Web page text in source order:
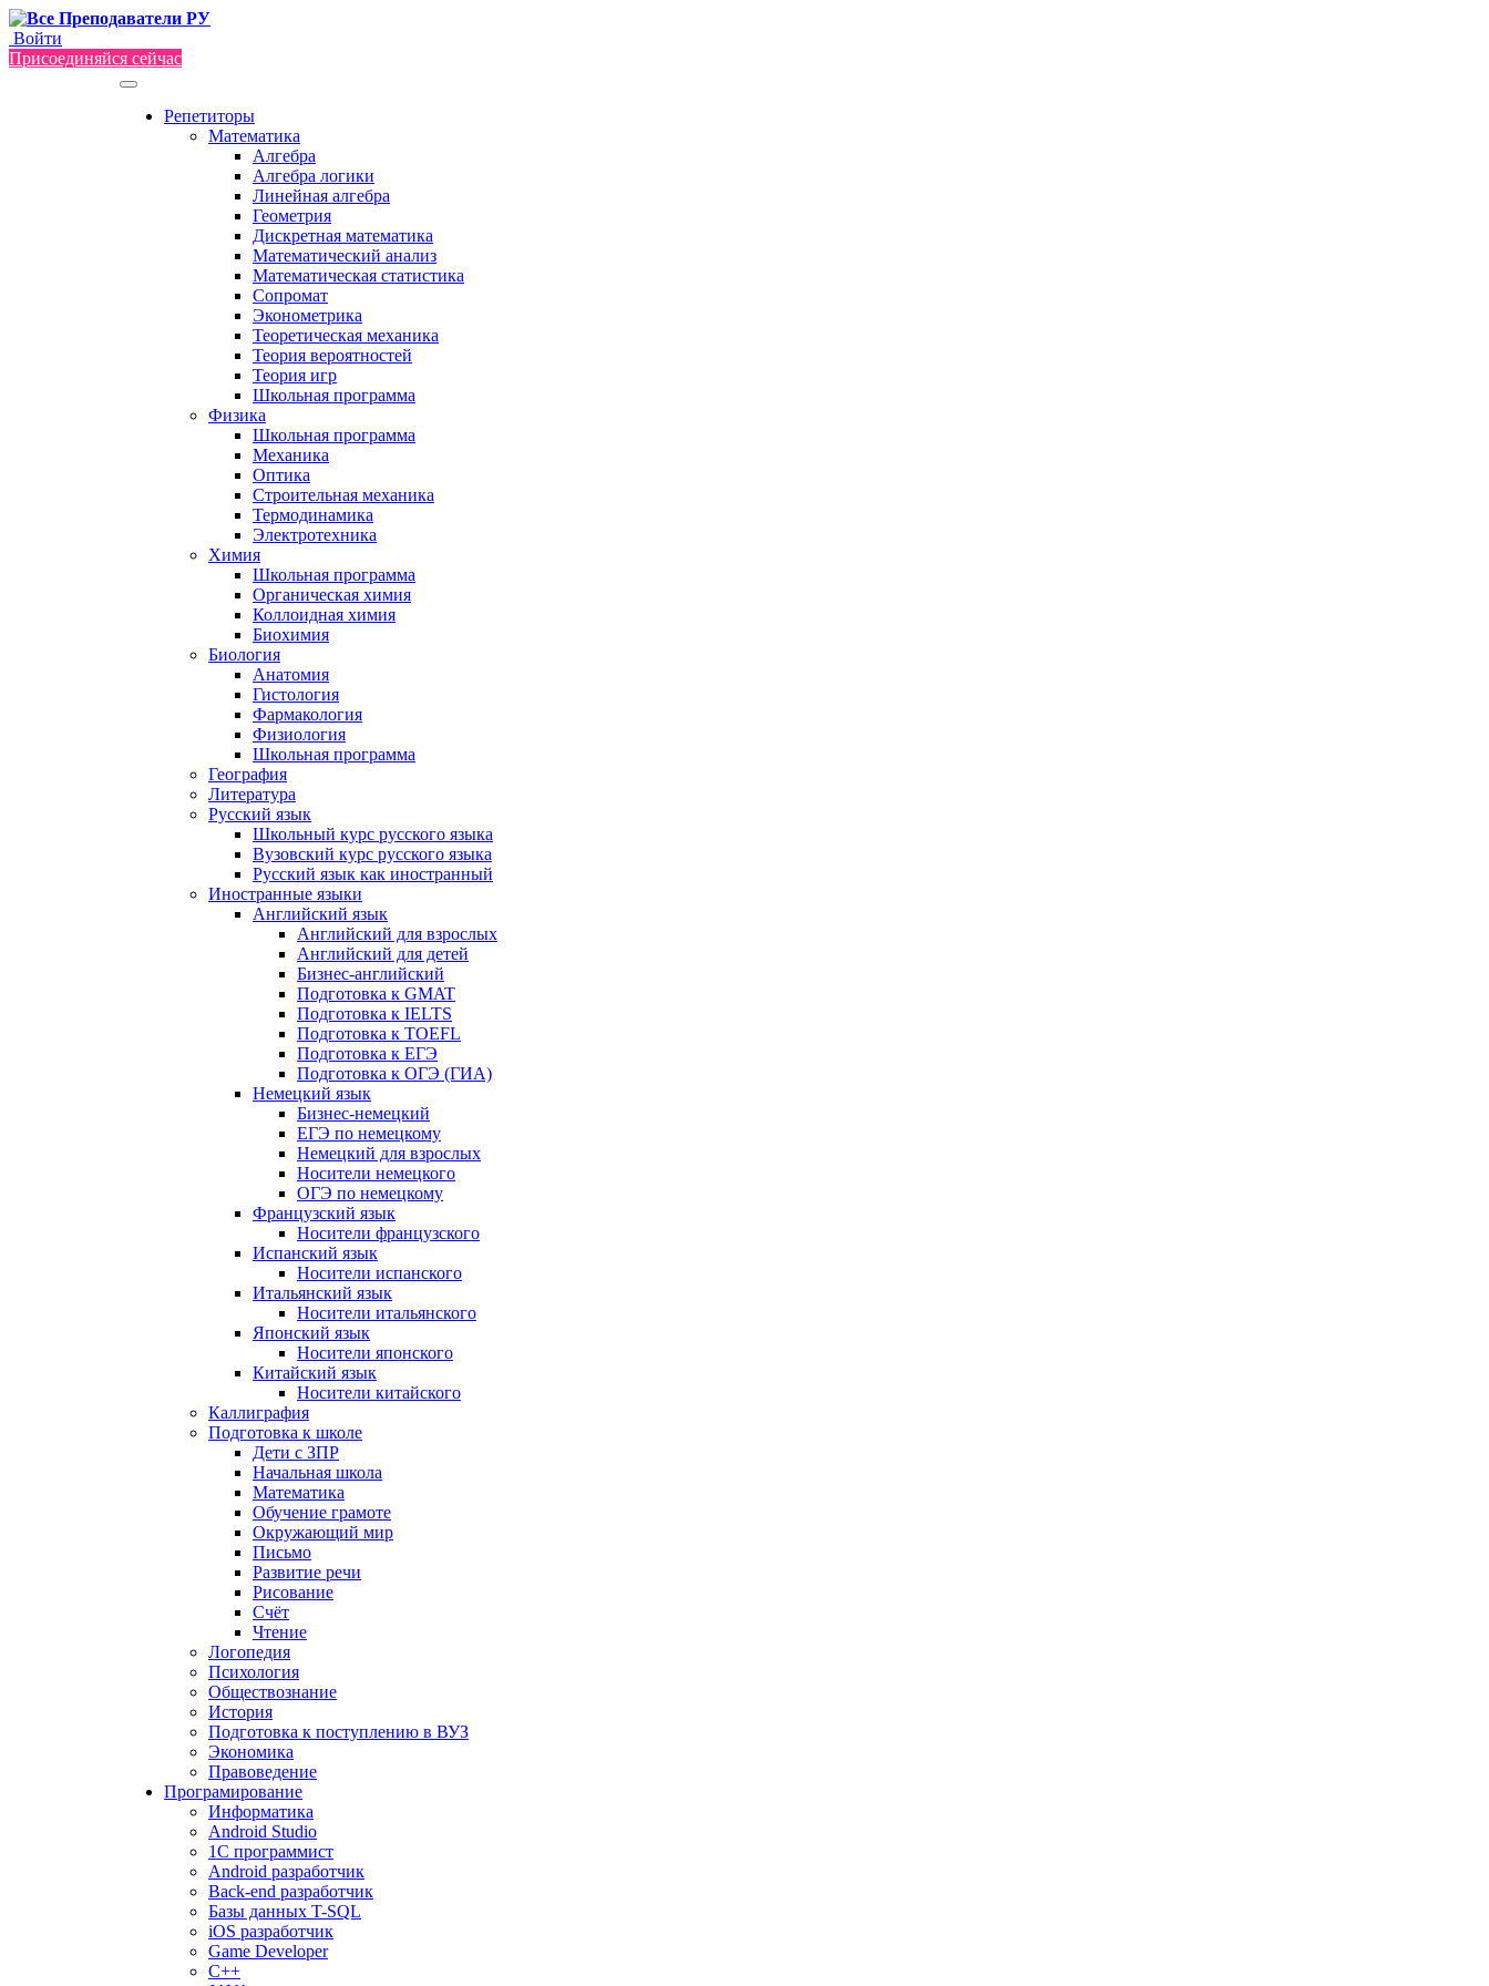
Войти
Присоединяйся сейчас
Репетиторы
Математика
Алгебра
Алгебра логики
Линейная алгебра
Геометрия
Дискретная математика
Математический анализ
Математическая статистика
Сопромат
Эконометрика
Теоретическая механика
Теория вероятностей
Теория игр
Школьная программа
Физика
Школьная программа
Механика
Оптика
Строительная механика
Термодинамика
Электротехника
Химия
Школьная программа
Органическая химия
Коллоидная химия
Биохимия
Биология
Анатомия
Гистология
Фармакология
Физиология
Школьная программа
География
Литература
Русский язык
Школьный курс русского языка
Вузовский курс русского языка
Русский язык как иностранный
Иностранные языки
Английский язык
Английский для взрослых
Английский для детей
Бизнес-английский
Подготовка к GMAT
Подготовка к IELTS
Подготовка к TOEFL
Подготовка к ЕГЭ
Подготовка к ОГЭ (ГИА)
Немецкий язык
Бизнес-немецкий
ЕГЭ по немецкому
Немецкий для взрослых
Носители немецкого
ОГЭ по немецкому
Французский язык
Носители французского
Испанский язык
Носители испанского
Итальянский язык
Носители итальянского
Японский язык
Носители японского
Китайский язык
Носители китайского
Каллиграфия
Подготовка к школе
Дети с ЗПР
Начальная школа
Математика
Обучение грамоте
Окружающий мир
Письмо
Развитие речи
Рисование
Счёт
Чтение
Логопедия
Психология
Обществознание
История
Подготовка к поступлению в ВУЗ
Экономика
Правоведение
Програмирование
Информатика
Android Studio
1C программист
Android разработчик
Back-end разработчик
Базы данных T-SQL
iOS разработчик
Game Developer
C++